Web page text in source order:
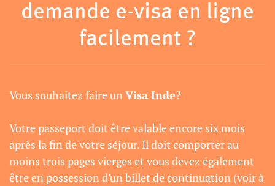
demande e-visa en ligne
facilement ?
Vous souhaitez faire unVisa Inde?
Votre passeport doit être valable encore six mois
après la fin de votre séjour. Il doit comporter au
moins trois pages vierges et vous devez également
être en possession d'un billet de continuation (voir à